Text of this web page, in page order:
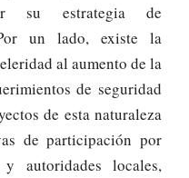
su estrategia de
un lado, existe la
al aumento de la
de seguridad
de esta naturaleza
de participación por
autoridades locales,